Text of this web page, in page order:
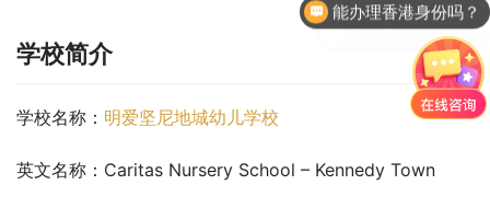
学校简介
学校名称： 明爱坚尼地城幼儿学校
英文名称：Caritas Nursery School – Kennedy Town
香港国际学校申请